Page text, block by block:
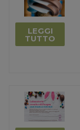
LEGGI
TUTTO